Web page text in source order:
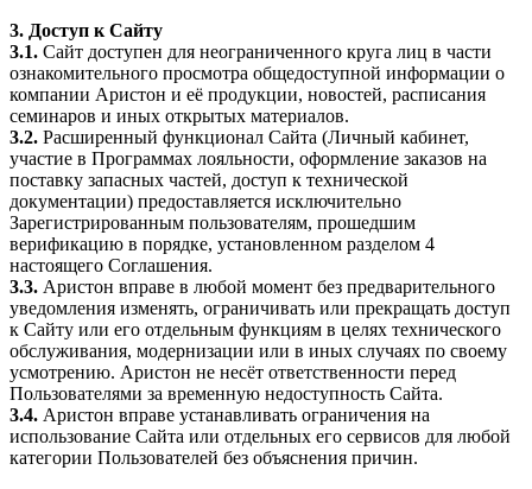
3. Доступ к Сайту
3.1. Сайт доступен для неограниченного круга лиц в части
ознакомительного просмотра общедоступной информации о
компании Аристон и её продукции, новостей, расписания
семинаров и иных открытых материалов.
3.2. Расширенный функционал Сайта (Личный кабинет,
участие в Программах лояльности, оформление заказов на
поставку запасных частей, доступ к технической
документации) предоставляется исключительно
Зарегистрированным пользователям, прошедшим
верификацию в порядке, установленном разделом 4
настоящего Соглашения.
3.3. Аристон вправе в любой момент без предварительного
уведомления изменять, ограничивать или прекращать доступ
к Сайту или его отдельным функциям в целях технического
обслуживания, модернизации или в иных случаях по своему
усмотрению. Аристон не несёт ответственности перед
Пользователями за временную недоступность Сайта.
3.4. Аристон вправе устанавливать ограничения на
использование Сайта или отдельных его сервисов для любой
категории Пользователей без объяснения причин.